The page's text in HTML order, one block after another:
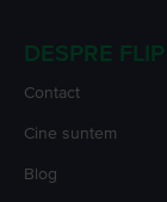
DESPRE FLIP
Contact
Cine suntem
Blog